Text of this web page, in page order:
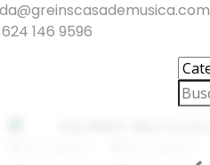
146 9596